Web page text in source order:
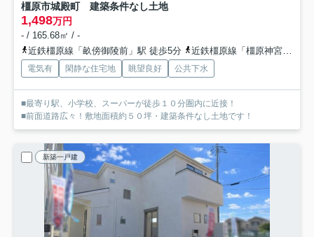
橿原市城殿町 建築条件なし土地
1,498万円
- / 165.68㎡ / -
近鉄橿原線「畝傍御陵前」駅 徒歩5分
近鉄橿原線「橿原神宮前」駅 徒歩18分
電気有 閑静な住宅地 眺望良好 公共下水
■最寄り駅、小学校、スーパーが徒歩１０分圏内に近接！
■前面道路広々！敷地面積約５０坪・建築条件なし土地です！
新築一戸建